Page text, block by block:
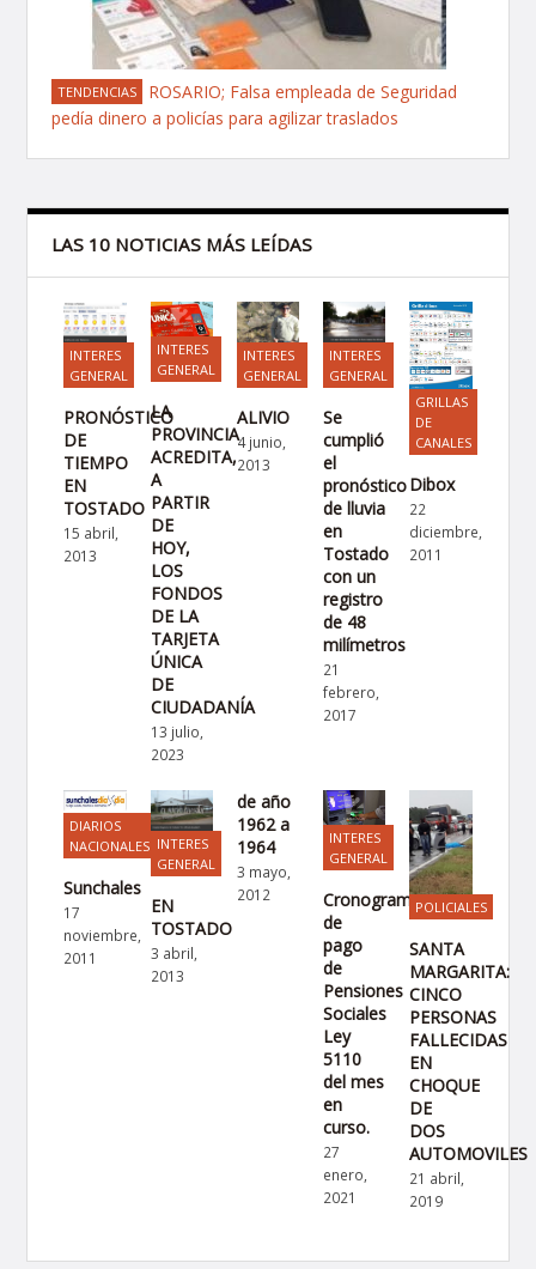
TENDENCIAS
ROSARIO; Falsa empleada de Seguridad
pedía dinero a policías para agilizar traslados
LAS 10 NOTICIAS MÁS LEÍDAS
INTERES
GENERAL
PRONÓSTICO
DE
TIEMPO
EN
TOSTADO
15 abril,
2013
INTERES
GENERAL
LA
PROVINCIA
ACREDITA,
A
PARTIR
DE
HOY,
LOS
FONDOS
DE LA
TARJETA
ÚNICA
DE
CIUDADANÍA
13 julio,
2023
INTERES
GENERAL
ALIVIO
4 junio,
2013
INTERES
GENERAL
Se
cumplió
el
pronóstico
de lluvia
en
Tostado
con un
registro
de 48
milímetros
21
febrero,
2017
GRILLAS
DE
CANALES
Dibox
22
diciembre,
2011
DIARIOS
NACIONALES
Sunchales
17
noviembre,
2011
INTERES
GENERAL
EN
TOSTADO
3 abril,
2013
de año
1962 a
1964
3 mayo,
2012
INTERES
GENERAL
Cronograma
de
pago
de
Pensiones
Sociales
Ley
5110
del mes
en
curso.
27
enero,
2021
POLICIALES
SANTA
MARGARITA:
CINCO
PERSONAS
FALLECIDAS
EN
CHOQUE
DE
DOS
AUTOMOVILES
21 abril,
2019